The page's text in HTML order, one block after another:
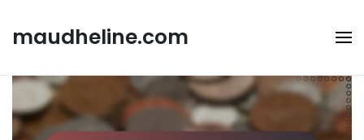
content
maudheline.com